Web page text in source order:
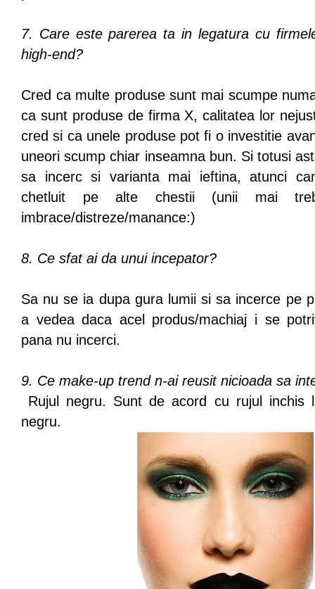
7. Care este parerea ta in legatura cu
high-end?
Cred ca multe produse sunt mai scumpe
ca sunt produse de firma X, calitatea lor
cred si ca unele produse pot fi o investitie
uneori scump chiar inseamna bun. Si totusi
sa incerc si varianta mai ieftina, atunci
chetluit pe alte chestii (unii mai
imbrace/distreze/manance:)
8. Ce sfat ai da unui incepator?
Sa nu se ia dupa gura lumii si sa incerce pe
a vedea daca acel produs/machiaj i se
pana nu incerci.
9. Ce make-up trend n-ai reusit nicioada sa
Rujul negru. Sunt de acord cu rujul inchis
negru.